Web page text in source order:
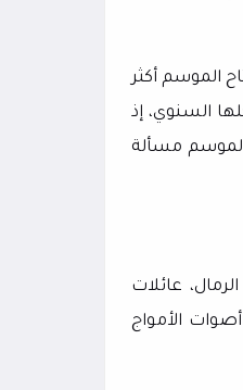
الموسم أكثر
دخلها السنوي، إذ
نجاح الموسم مسألة
عائلات
الأمواج